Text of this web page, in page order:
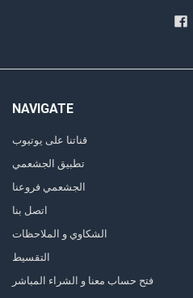
NAVIGATE
قناتنا على يوتيوب
تطبيق الجشعمي
الجشعمي فروعنا
اتصل بنا
الشكاوي و الملاحظات
التقسيط
فتح حساب معنا و الشراء المباشر